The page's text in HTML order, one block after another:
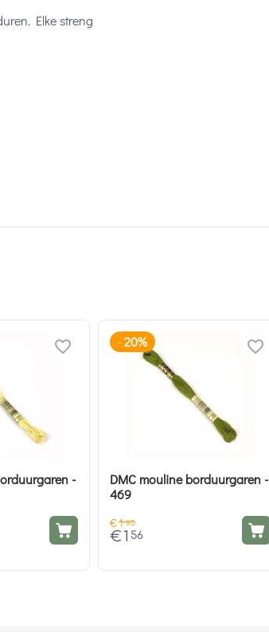
Elke streng
-
- 20%
DMC mouline borduurgaren -
469
€1 95
€1 56